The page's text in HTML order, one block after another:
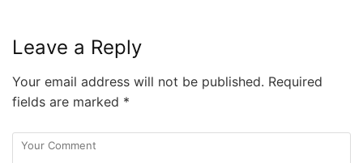
Leave a Reply
Your email address will not be published. Required
fields are marked *